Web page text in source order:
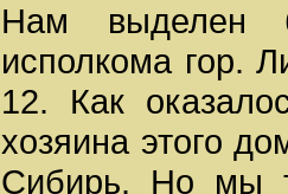
Нам выделен
исполкома гор.
12. Как
хозяина этого
Сибирь. Но мы